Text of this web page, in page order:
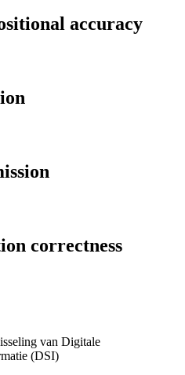
accuracy
correctness
van Digitale
(DSI)